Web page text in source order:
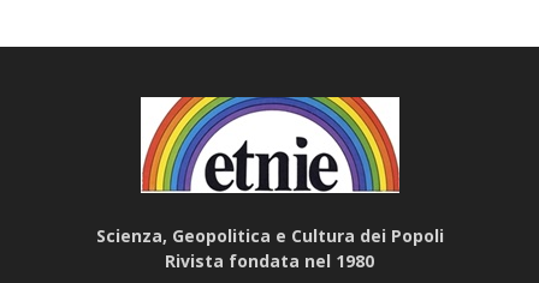
Scienza, Geopolitica e Cultura dei Popoli
Rivista fondata nel 1980